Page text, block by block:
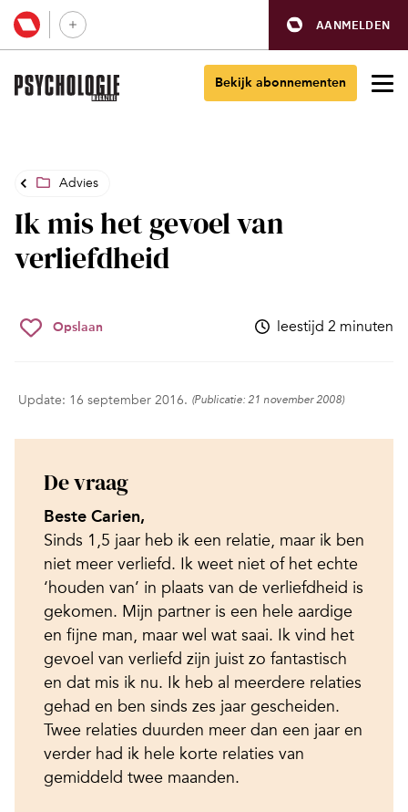
AANMELDEN
Bekijk abonnementen
Advies
Ik mis het gevoel van
verliefdheid
Opslaan leestijd 2 minuten
Update: 16 september 2016. (Publicatie: 21 november 2008)
De vraag
Beste Carien,
Sinds 1,5 jaar heb ik een relatie, maar ik ben
niet meer verliefd. Ik weet niet of het echte
‘houden van’ in plaats van de verliefdheid is
gekomen. Mijn partner is een hele aardige
en fijne man, maar wel wat saai. Ik vind het
gevoel van verliefd zijn juist zo fantastisch
en dat mis ik nu. Ik heb al meerdere relaties
gehad en ben sinds zes jaar gescheiden.
Twee relaties duurden meer dan een jaar en
verder had ik hele korte relaties van
gemiddeld twee maanden.